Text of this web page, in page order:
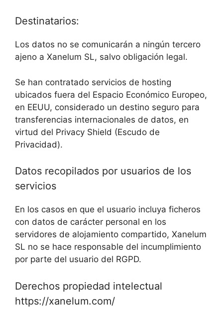
Destinatarios:
Los datos no se comunicarán a ningún tercero
ajeno a Xanelum SL, salvo obligación legal.
Se han contratado servicios de hosting
ubicados fuera del Espacio Económico Europeo,
en EEUU, considerado un destino seguro para
transferencias internacionales de datos, en
virtud del Privacy Shield (Escudo de
Privacidad).
Datos recopilados por usuarios de los
servicios
En los casos en que el usuario incluya ficheros
con datos de carácter personal en los
servidores de alojamiento compartido, Xanelum
SL no se hace responsable del incumplimiento
por parte del usuario del RGPD.
Derechos propiedad intelectual
https://xanelum.com/